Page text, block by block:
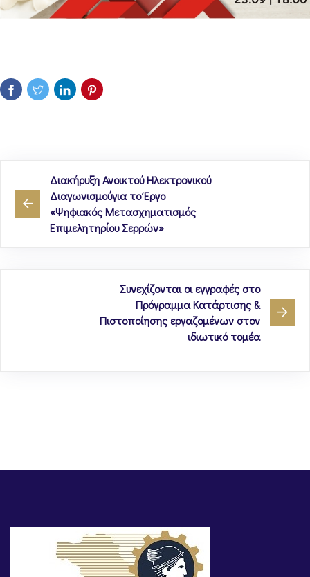
Διακήρυξη Ανοικτού Ηλεκτρονικού
Διαγωνισμούγια το Έργο
«Ψηφιακός Μετασχηματισμός
Επιμελητηρίου Σερρών»
Συνεχίζονται οι εγγραφές στο
Πρόγραμμα Κατάρτισης &
Πιστοποίησης εργαζομένων στον
ιδιωτικό τομέα